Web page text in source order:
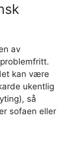
av
kan være
ukentlig
så
sofaen eller